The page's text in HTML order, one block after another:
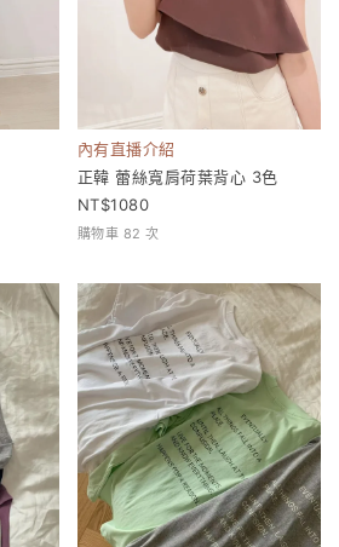
內有直播介紹
正韓 蕾絲寬肩荷葉背心 3色
1080
購物車 82 次